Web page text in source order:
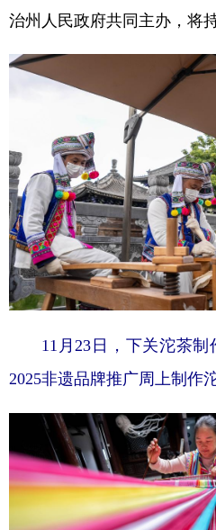
治州人民政府共同主办，将
11月23日，下关沱茶
2025非遗品牌推广周上制作